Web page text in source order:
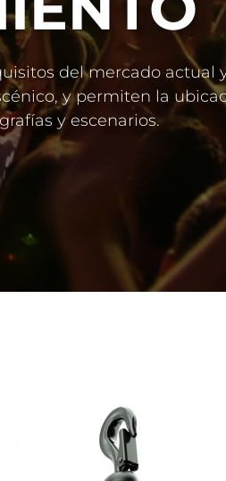
del mercado actual
y permiten la
y escenarios.